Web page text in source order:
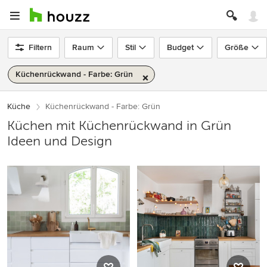
Filtern Raum Stil Budget Größe
Küchenrückwand - Farbe: Grün
Küche Küchenrückwand - Farbe: Grün
Küchen mit Küchenrückwand in Grün
Ideen und Design